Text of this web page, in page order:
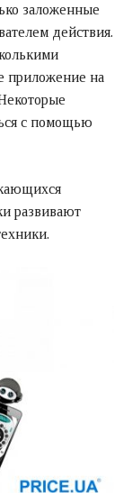
заложенные
действия.
приложение на
с помощью
развивают